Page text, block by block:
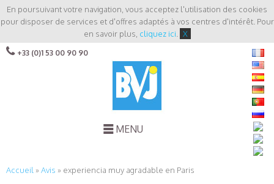
En poursuivant votre navigation, vous acceptez l'utilisation des cookies
pour disposer de services et d'offres adaptés à vos centres d'intérêt. Pour
en savoir plus, cliquez ici X
+33 (0)1 53 00 90 90
MENU
Accueil »Avis » experiencia muy agradable en Paris